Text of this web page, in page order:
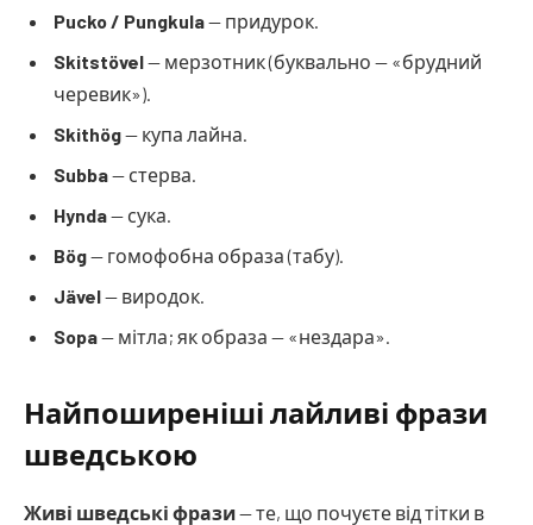
Pucko / Pungkula— придурок.
Skitstövel— мерзотник (буквально — «брудний
черевик»).
Skithög— купа лайна.
Subba— стерва.
Hynda— сука.
Bög— гомофобна образа (табу).
Jävel— виродок.
Sopa— мітла; як образа — «нездара».
Найпоширеніші лайливі фрази
шведською
Живі шведські фрази— те, що почуєте від тітки в